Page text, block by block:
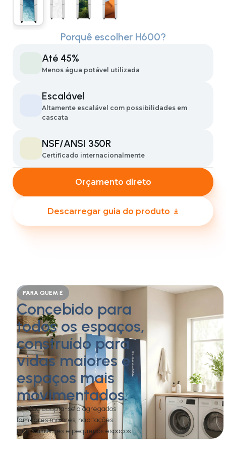
Porquê escolher H600?
Até 45%
Menos água potável utilizada
Escalável
Altamente escalável com possibilidades em
cascata
NSF/ANSI 350R
Certificado internacionalmente
Orçamento direto
Descarregar guia do produto
PARA QUEM É
Concebido para
todos os espaços,
construído para
vidas maiores e
espaços mais
movimentados.
O H600 adapta-se a agregados
familiares maiores, habitações
multifamiliares e pequenos espaços